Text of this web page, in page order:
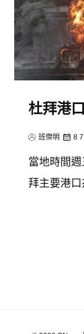
杜拜港
班傑明 8 7
當地時間
拜主要港